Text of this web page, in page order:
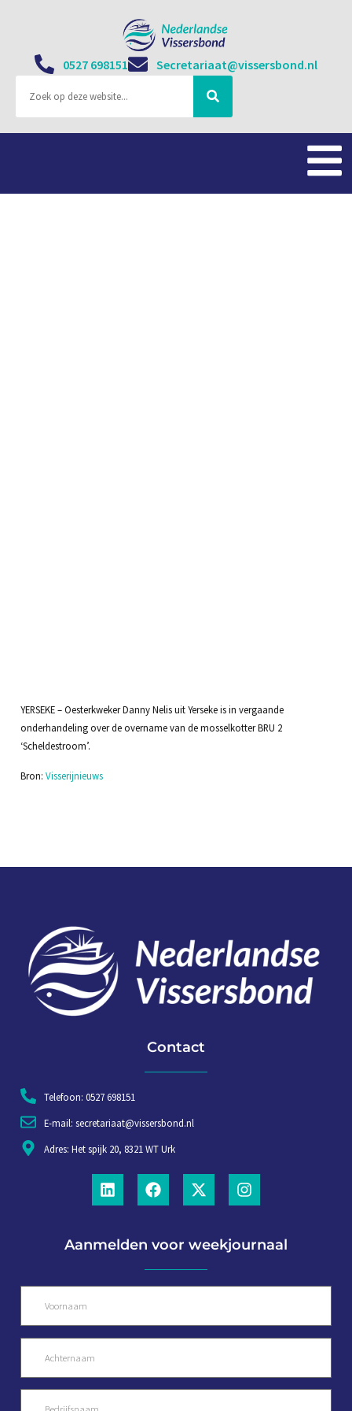
0527 698151 Secretariaat@vissersbond.nl
YERSEKE – Oesterkweker Danny Nelis uit Yerseke is in vergaande
onderhandeling over de overname van de mosselkotter BRU 2
‘Scheldestroom’.
Bron: Visserijnieuws
Contact
Telefoon: 0527 698151
E-mail: secretariaat@vissersbond.nl
Adres: Het spijk 20, 8321 WT Urk
Aanmelden voor weekjournaal